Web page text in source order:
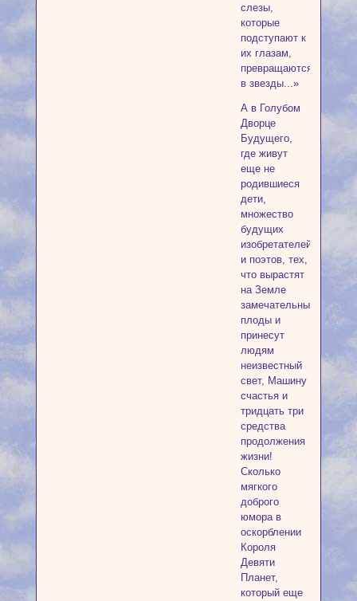
слезы,
которые
подступают к
их глазам,
превращаются
в звезды...»
А в Голубом
Дворце
Будущего,
где живут
еще не
родившиеся
дети,
множество
будущих
изобретателей
и поэтов, тех,
что вырастят
на Земле
замечательные
плоды и
принесут
людям
неизвестный
свет, Машину
счастья и
тридцать три
средства
продолжения
жизни!
Сколько
мягкого
доброго
юмора в
оскорблении
Короля
Девяти
Планет,
который еще